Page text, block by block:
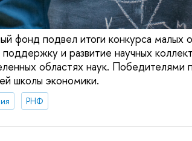
фонд подвел итоги конкурса малых
поддержку и развитие научных
областях наук. Победителями
школы экономики.
РНФ